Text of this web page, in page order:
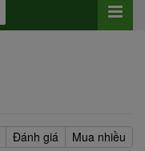
Đánh giá Mua nhiều